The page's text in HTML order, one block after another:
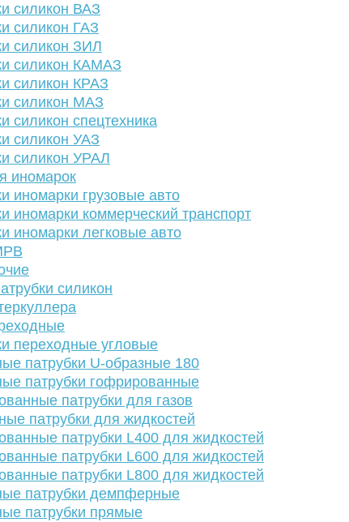
силикон ВАЗ
силикон ГАЗ
силикон ЗИЛ
силикон КАМАЗ
силикон КРАЗ
силикон МАЗ
силикон спецтехника
силикон УАЗ
силикон УРАЛ
иномарок
иномарки грузовые авто
иномарки коммерческий транспорт
иномарки легковые авто
силикон
переходные угловые
патрубки U-образные 180
патрубки гофрированные
патрубки для газов
патрубки для жидкостей
патрубки L400 для жидкостей
патрубки L600 для жидкостей
патрубки L800 для жидкостей
патрубки демпферные
патрубки прямые